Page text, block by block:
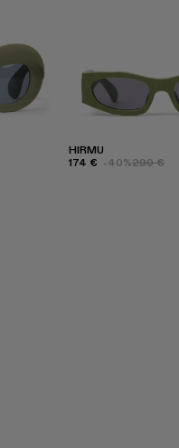
HIRMU
174 € -40%290 €